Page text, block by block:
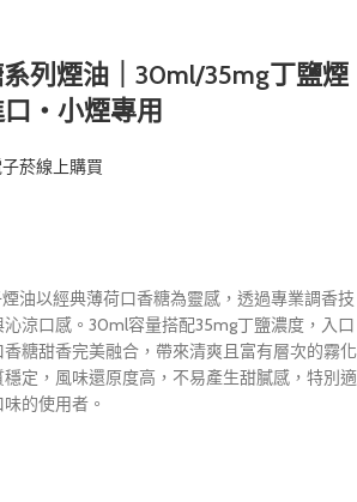
列煙油｜30ml/35mg丁鹽煙
・小煙專用
菸線上購買
油以經典薄荷口香糖為靈感，透過專業調香技
涼口感。30ml容量搭配35mg丁鹽濃度，入口
糖甜香完美融合，帶來清爽且富有層次的霧化
定，風味還原度高，不易產生甜膩感，特別適
的使用者。